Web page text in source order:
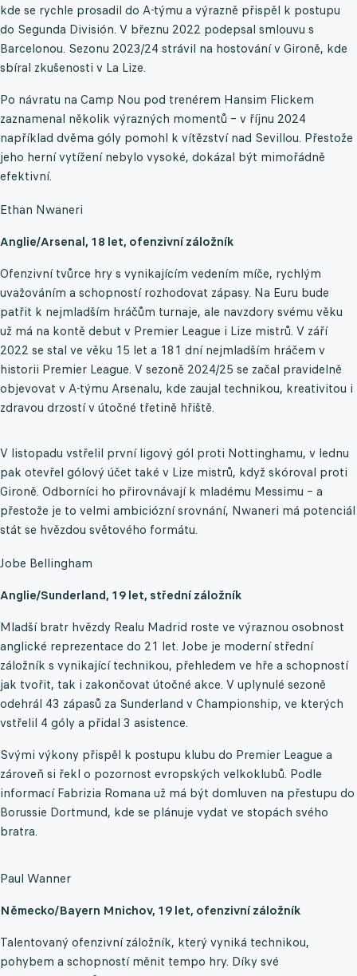
kde se rychle prosadil do A-týmu a výrazně přispěl k postupu
do Segunda División. V březnu 2022 podepsal smlouvu s
Barcelonou. Sezonu 2023/24 strávil na hostování v Gironě, kde
sbíral zkušenosti v La Lize.
Po návratu na Camp Nou pod trenérem Hansim Flickem
zaznamenal několik výrazných momentů – v říjnu 2024
například dvěma góly pomohl k vítězství nad Sevillou. Přestože
jeho herní vytížení nebylo vysoké, dokázal být mimořádně
efektivní.
Ethan Nwaneri
Anglie/Arsenal, 18 let, ofenzivní záložník
Ofenzivní tvůrce hry s vynikajícím vedením míče, rychlým
uvažováním a schopností rozhodovat zápasy. Na Euru bude
patřit k nejmladším hráčům turnaje, ale navzdory svému věku
už má na kontě debut v Premier League i Lize mistrů. V září
2022 se stal ve věku 15 let a 181 dní nejmladším hráčem v
historii Premier League. V sezoně 2024/25 se začal pravidelně
objevovat v A-týmu Arsenalu, kde zaujal technikou, kreativitou i
zdravou drzostí v útočné třetině hřiště.
V listopadu vstřelil první ligový gól proti Nottinghamu, v lednu
pak otevřel gólový účet také v Lize mistrů, když skóroval proti
Gironě. Odborníci ho přirovnávají k mladému Messimu – a
přestože je to velmi ambiciózní srovnání, Nwaneri má potenciál
stát se hvězdou světového formátu.
Jobe Bellingham
Anglie/Sunderland, 19 let, střední záložník
Mladší bratr hvězdy Realu Madrid roste ve výraznou osobnost
anglické reprezentace do 21 let. Jobe je moderní střední
záložník s vynikající technikou, přehledem ve hře a schopností
jak tvořit, tak i zakončovat útočné akce. V uplynulé sezoně
odehrál 43 zápasů za Sunderland v Championship, ve kterých
vstřelil 4 góly a přidal 3 asistence.
Svými výkony přispěl k postupu klubu do Premier League a
zároveň si řekl o pozornost evropských velkoklubů. Podle
informací Fabrizia Romana už má být domluven na přestupu do
Borussie Dortmund, kde se plánuje vydat ve stopách svého
bratra.
Paul Wanner
Německo/Bayern Mnichov, 19 let, ofenzivní záložník
Talentovaný ofenzivní záložník, který vyniká technikou,
pohybem a schopností měnit tempo hry. Díky své